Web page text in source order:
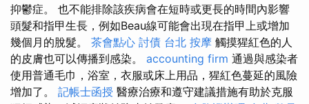
抑鬱症。 也不能排除該疾病會在短時或更長的時間內影響
頭髮和指甲生長，例如Beau線可能會出現在指甲上或增加
幾個月的脫髮。 茶會點心 討債 台北 按摩 觸摸猩紅色的人
的皮膚也可以傳播到感染。 accounting firm 通過與感染者
使用普通毛巾，浴室，衣服或床上用品，猩紅色蔓延的風險
增加了。 記帳士函授 醫療治療和遵守建議措施有助於克服